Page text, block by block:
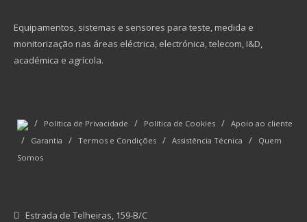
Equipamentos, sistemas e sensores para teste, medida e
monitorização nas áreas eléctrica, electrónica, telecom, I&D,
académica e agrícola.
/ Política de Privacidade / Política de Cookies / Apoio ao cliente
/ Garantia / Termos e Condições / Assistência Técnica /
Quem
Somos
Estrada de Telheiras, 159-B/C